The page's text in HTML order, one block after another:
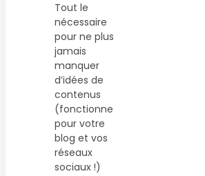
Tout le
nécessaire
pour ne plus
jamais
manquer
d’idées de
contenus
(fonctionne
pour votre
blog et vos
réseaux
sociaux !)